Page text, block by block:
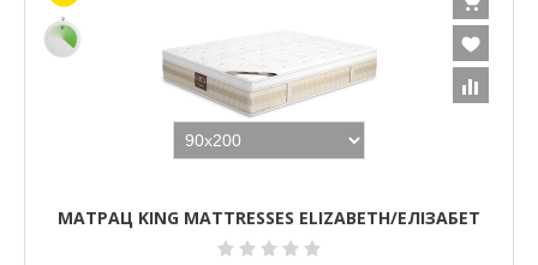
МАТРАЦ KING MATTRESSES ELIZABETH/ЕЛІЗАБЕТ